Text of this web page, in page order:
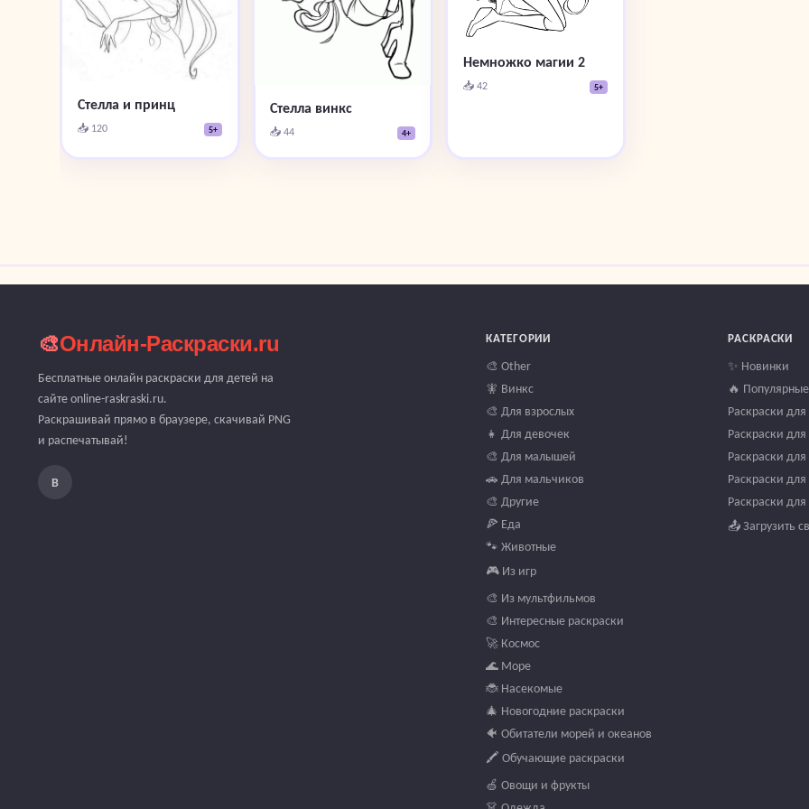
Стелла и принц
📥 120 5+
Стелла винкс
📥 44 4+
Немножко магии 2
📥 42 5+
🎨Онлайн-Раскраски.ru
Бесплатные онлайн раскраски для детей на
сайте online-raskraski.ru.
Раскрашивай прямо в браузере, скачивай PNG
и распечатывай!
В
КАТЕГОРИИ
🎨 Other
🧚 Винкс
🎨 Для взрослых
👧 Для девочек
🎨 Для малышей
🚗 Для мальчиков
🎨 Другие
🍕 Еда
🐾 Животные
🎮 Из игр
🎨 Из мультфильмов
🎨 Интересные раскраски
🚀 Космос
🌊 Море
🐞 Насекомые
🎄 Новогодние раскраски
🐠 Обитатели морей и океанов
🖍️ Обучающие раскраски
🍏 Овощи и фрукты
РАСКРАСКИ
✨ Новинки
🔥 Популярные
Раскраски для
Раскраски для
Раскраски для
Раскраски для
Раскраски для
📤 Загрузить